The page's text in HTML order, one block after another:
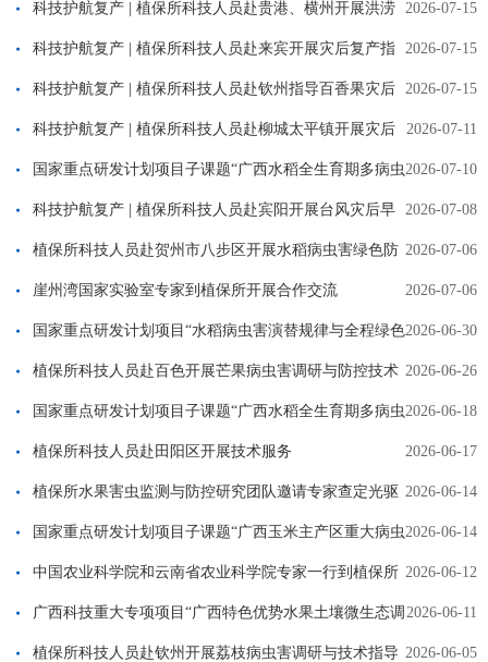
2026-07-15
科技护航复产 | 植保所科技人员赴贵港、横州开展洪涝
灾后甘蔗恢复生产指导 2026-07-15
科技护航复产 | 植保所科技人员赴来宾开展灾后复产指
导服务 2026-07-15
科技护航复产 | 植保所科技人员赴钦州指导百香果灾后
复产工作 2026-07-11
科技护航复产 | 植保所科技人员赴柳城太平镇开展灾后
苦瓜病虫害防治指导 2026-07-10
国家重点研发计划项目子课题“广西水稻全生育期多病虫
一体化绿色防控技术集成与示范”现场观摩会在贺州市顺利召开
2026-07-08
科技护航复产 | 植保所科技人员赴宾阳开展台风灾后早
稻生产指导工作 2026-07-06
植保所科技人员赴贺州市八步区开展水稻病虫害绿色防
控技术培训 2026-07-06
崖州湾国家实验室专家到植保所开展合作交流
2026-06-30
国家重点研发计划项目“水稻病虫害演替规律与全程绿色
防控技术体系集成示范”项目组成员一行到贺州市试验示范点考察
指导
2026-06-26
植保所科技人员赴百色开展芒果病虫害调研与防控技术
指导 2026-06-18
国家重点研发计划项目子课题“广西水稻全生育期多病虫
一体化绿色防控技术集成与示范”通过现场查定 2026-06-17
植保所科技人员赴田阳区开展技术服务
2026-06-14
植保所水果害虫监测与防控研究团队邀请专家查定光驱
避法防控荔枝蒂蛀虫技术示范效果 2026-06-14
国家重点研发计划项目子课题“广西玉米主产区重大病虫
害绿色防控技术集成与示范”通过现场查定 2026-06-12
中国农业科学院和云南省农业科学院专家一行到植保所
交流指导 2026-06-11
广西科技重大专项项目“广西特色优势水果土壤微生态调
控、功能菌发掘及活性功能代谢物鉴定”内生真菌芒果绿色高产抗
2026-06-05
植保所科技人员赴钦州开展荔枝病虫害调研与技术指导